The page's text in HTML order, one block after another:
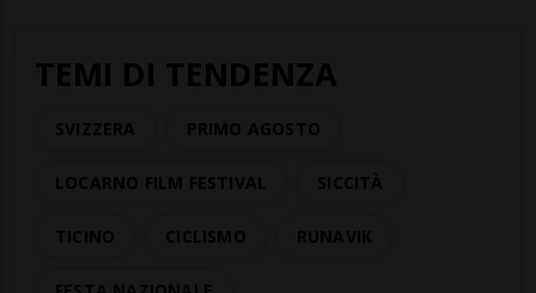
TEMI DI TENDENZA